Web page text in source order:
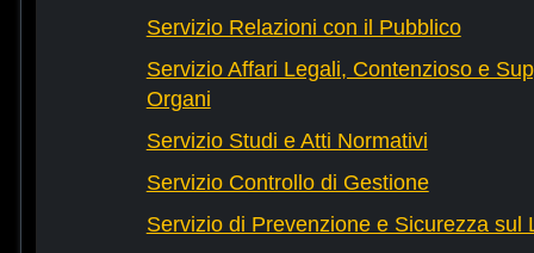
Servizio Relazioni con il Pubblico
Servizio Affari Legali, Contenzioso e
Organi
Servizio Studi e Atti Normativi
Servizio Controllo di Gestione
Servizio di Prevenzione e Sicurezza sul